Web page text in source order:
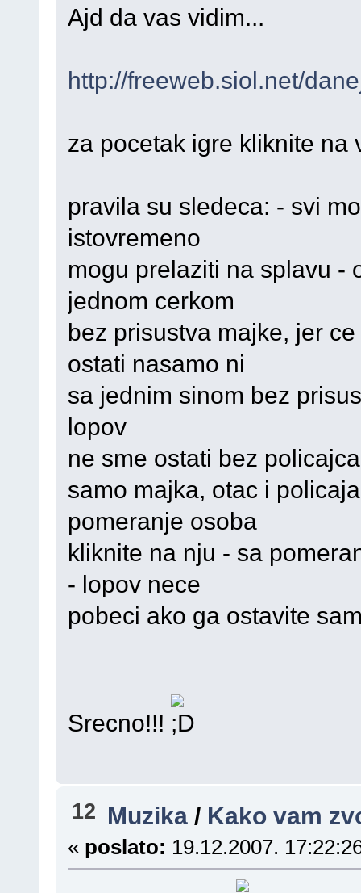
Ajd da vas vidim...
http://freeweb.siol.net/
za pocetak igre kliknite na
pravila su sledeca: - svi
istovremeno
mogu prelaziti na splavu -
jednom cerkom
bez prisustva majke, jer
ostati nasamo ni
sa jednim sinom bez
lopov
ne sme ostati bez
samo majka, otac i
pomeranje osoba
kliknite na nju - sa
- lopov nece
pobeci ako ga ostavite
Srecno!!!
12 Muzika / Kako vam
« poslato: 19.12.2007.